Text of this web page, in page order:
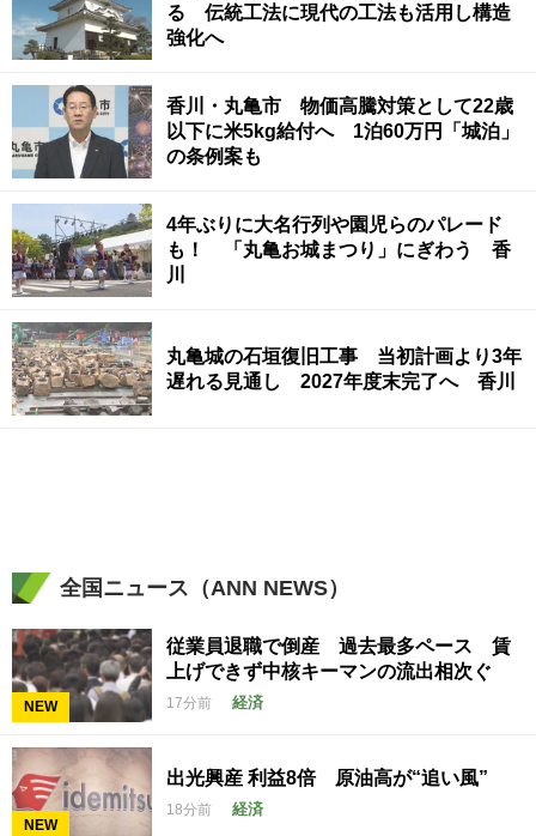
る 伝統工法に現代の工法も活用し構造
強化へ
香川・丸亀市 物価高騰対策として22歳
以下に米5kg給付へ 1泊60万円「城泊」
の条例案も
4年ぶりに大名行列や園児らのパレード
も！ 「丸亀お城まつり」にぎわう 香
川
丸亀城の石垣復旧工事 当初計画より3年
遅れる見通し 2027年度末完了へ 香川
全国ニュース（ANN NEWS）
NEW
従業員退職で倒産 過去最多ペース 賃
上げできず中核キーマンの流出相次ぐ
17分前 経済
NEW
出光興産 利益8倍 原油高が“追い風”
18分前 経済